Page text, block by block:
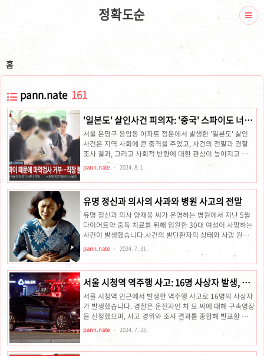
정확도순
홈
pann.nate 161
'일본도' 살인사건 피의자: '중국' 스파이도 너는
안 건드려
서울 은평구 응암동 아파트 정문에서 발생한 '일본도' 살인
사건은 지역 사회에 큰 충격을 주었고, 사건의 전말과 경찰
조사 결과, 그리고 사회적 반향에 대한 관심이 높아지고 있습
니다. 이번 사건의 모든 세부 사항을 종합하여, 이 글에서는
사건 개요, 경찰 신고 내역, 사건 발생 당시 상황, 경찰의 대
응, 그리고 사회적 영향을 다루겠습니다.은평구 일본도 살인
지 정문 앞에서 40대 남성 A 씨가 일본도로 살해되는 사건이
발생했습니다. 피의자인 37세 남성 백 모 씨는 이웃 주민 A
씨를 살해한 혐의로 긴급 체포되었습니다. 백 씨는 자신이 피
해자를 미행하던 스파이로 의심하여 범행을 저질렀다고 주
pann.nate 2024. 8. 1.
유명 정신과 의사의 사과와 병원 사고의 전말
유명 정신과 의사 양재웅 씨가 운영하는 병원에서 지난 5월
다이어트약 중독 치료를 위해 입원한 30대 여성이 사망하는
사건이 발생했습니다.사건의 발단환자의 상태와 사망 원인
2024년 5월 10일, 다이어트 약 중독 치료를 위해 유명 정신
과 의사의 경기도 부천의 병원에 입원한 박 아무개(33) 씨는
입원 후, 배변 활동에 어려움을 겪고 극심한 복통을 호소하다
가 결국 5월 27일 오전 4시경 17일 만에 세상을 떠났습니
다. 국립과학수사연구원의 부검 결과, 박 씨의 추정 사인은
가성 장폐색으로 밝혀졌습니다. 부검 결과, 사망 원인은 장폐
색으로 추정되었습니다.장폐색이란?장폐색은 장의 일부가
막히거나 좁아져 음식물이나 소화액이 통과하지 못하는 상
pann.nate 2024. 7. 31.
서울 시청역 역주행 사고: 16명 사상자 발생, 운
전자 구속영장 신청
서울 시청역 인근에서 발생한 역주행 사고로 16명의 사상자
가 발생했습니다. 경찰은 운전자인 차 모 씨에 대해 구속영장
을 신청했으며, 사고 경위와 조사 결과를 종합해 발표할 예정
입니다. 사고의 자세한 내용과 최신 정보를 확인하세요.개요
서울 시청역 인근에서 발생한 역주행 사고로 인해 16명의 사
상자를 낸 차량 운전자인 차 모 씨에 대해 경찰이 구속영장을
pann.nate 2024. 7. 25.